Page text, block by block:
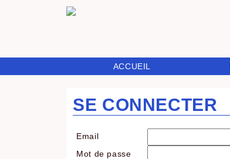
ACCUEIL
SE CONNECTER
Email
Mot de passe